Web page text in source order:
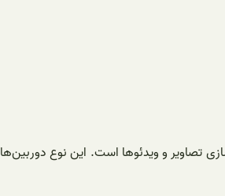
تصاویر و ویدئوها است. این نوع دوربین‌ها